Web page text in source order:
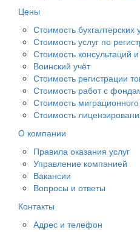
Цены
Стоимость бухгалтерских
Стоимость услуг по
Стоимость консультаций
Воинский учёт
Стоимость регистрации
Стоимость работ с
Стоимость
Стоимость
О компании
Правила оказания услуг
Управление компанией
Вакансии
Вопросы и ответы
Контакты
Адрес и телефон